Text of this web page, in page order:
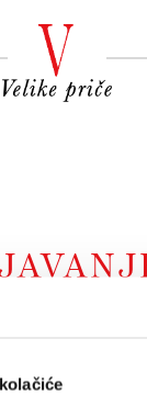
da stvorim?“